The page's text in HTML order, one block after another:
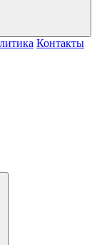
Контакты